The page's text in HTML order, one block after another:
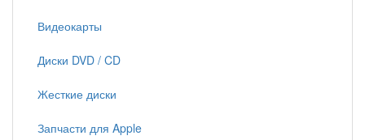
Видеокарты
Диски DVD / CD
Жесткие диски
Запчасти для Apple